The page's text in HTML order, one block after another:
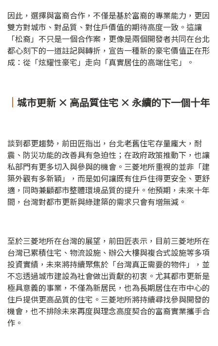
因此，選擇與富裔合作，不僅是基於富裔的專業能力，更因
雙方對城市、對品質、對住戶價值的期待高度一致。這讓
「松裔」不只是一個合作案，更像是兩個開發者共同在台北
都心刻下的一道註記與轉折，宣告一種新的豪宅價值正在形
成：從「炫耀性豪宅」走向「真實居住的高端住宅」。
｜ 城市更新 × 高品質住宅 × 永續的下一個十年
談到都更趨勢，前田匠指出，台北老舊住宅存量龐大，耐
震、防災功能的改善具有急迫性；在政府政策推動下，也讓
私部門有更多切入與參與的機會。三菱地所重視的並非「建
築外觀有多新穎」，而是如何讓既有住戶住得更安全、更舒
適，同時兼顧都市整體環境品質的提升。他預期，未來十年
間，台灣對都市更新與綠建築的需求只會有增無減。
至於三菱地所在台灣的展望，前田匠表示，目前三菱地所在
台灣已累積住宅、物流設施、辦公大樓與複合式設施等多項
投資實績，未來將持續聚焦於「台灣真正需要的物件」，並
不忘透過城市建設為社會做出貢獻的初衷。尤其都市更新是
極具意義的事業，不僅為新居民，也為長期居住在市中心的
住戶提供更高品質的住宅。三菱地所將持續尋找參與開發的
機會，也不排除未來再度與理念高度契合的富裔實業攜手合
作。